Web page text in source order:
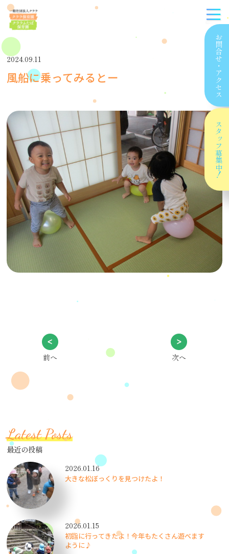
お問合せ
・
アクセス
スタッフ
募集中！
2024.09.11
風船に乗ってみるとー
前へ 次へ
Latest Posts
最近の投稿
2026.01.16
大きな松ぼっくりを見つけたよ！
2026.01.15
初詣に行ってきたよ！今年もたくさん遊べます
ように♪